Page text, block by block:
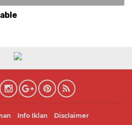
Info Iklan Disclaimer